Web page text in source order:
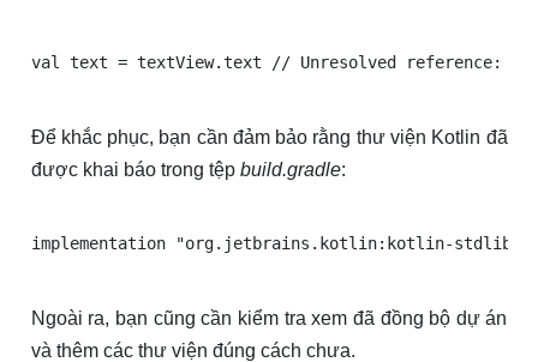
Để khắc phục, bạn cần đảm bảo rằng thư viện Kotlin đã
được khai báo trong tệp build.gradle:
Ngoài ra, bạn cũng cần kiểm tra xem đã đồng bộ dự án
và thêm các thư viện đúng cách chưa.